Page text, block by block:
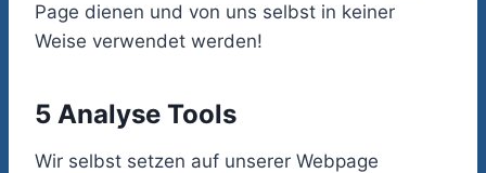
Page dienen und von uns selbst in keiner
Weise verwendet werden!
5 Analyse Tools
Wir selbst setzen auf unserer Webpage